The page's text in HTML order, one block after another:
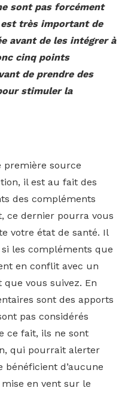
sont pas forcément
très important de
avant de les intégrer à
cinq points
de prendre des
stimuler la
première source
il est au fait des
des compléments
ce dernier pourra vous
votre état de santé. Il
les compléments que
en conflit avec un
vous suivez. En
sont des apports
pas considérés
ce fait, ils ne sont
qui pourrait alerter
bénéficient d’aucune
en vent sur le